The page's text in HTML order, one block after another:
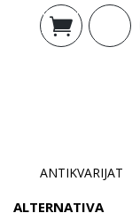
Dodaj u
košaricu
ANTIKVARIJAT
ALTERNATIVA